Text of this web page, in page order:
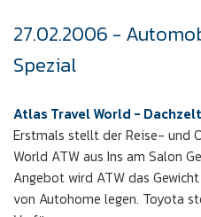
27.02.2006 -
Spezial
Atlas Travel World -
Erstmals stellt der Reise- und
World ATW aus Ins am Salon
Angebot wird ATW das
von Autohome legen. Toyota